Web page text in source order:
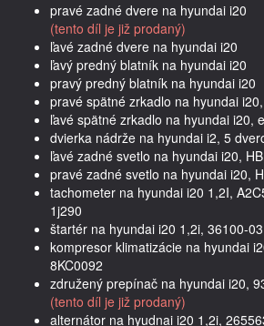
pravé zadné dvere na hyundai i20
(tento díl je již prodaný)
ľavé zadné dvere na hyundai i20
ľavý predný blatník na hyundai i20
pravý predný blatník na hyundai i20
pravé spätné zrkadlo na hyundai
ľavé spätné zrkadlo na hyundai i20,
dvierka nádrže na hyundai i2, 5
ľavé zadné svetlo na hyundai i20,
pravé zadné svetlo na hyundai i20,
tachometer na hyundai i20 1,2I,
1j290
štartér na hyundai i20 1,2i, 36100-
kompresor klimatizácie na hyundai
8KC0092
združený prepínač na hyundai i20,
(tento díl je již prodaný)
alternátor na hyudnai i20 1,2i,